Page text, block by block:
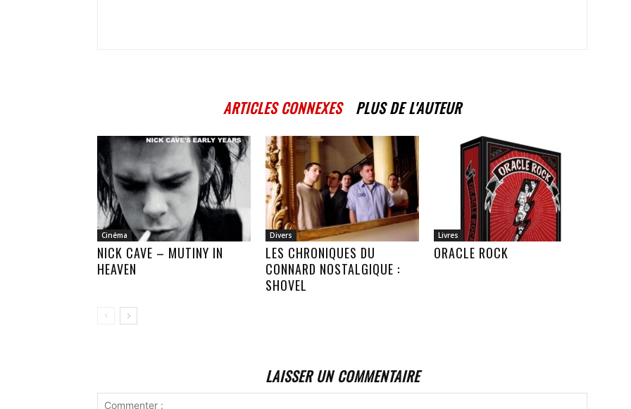
ARTICLES CONNEXES PLUS DE L'AUTEUR
Cinéma
NICK CAVE – MUTINY IN
HEAVEN
Divers
LES CHRONIQUES DU
CONNARD NOSTALGIQUE :
SHOVEL
Livres
ORACLE ROCK
LAISSER UN COMMENTAIRE